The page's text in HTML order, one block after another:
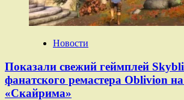
Новости
Показали свежий геймплей
фанатского ремастера Oblivion
«Скайрима»